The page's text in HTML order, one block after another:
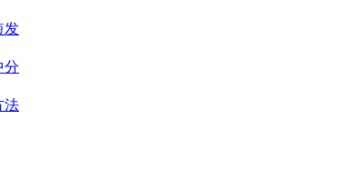
发
分
法